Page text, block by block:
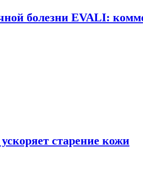
болезни EVALI:
старение кожи